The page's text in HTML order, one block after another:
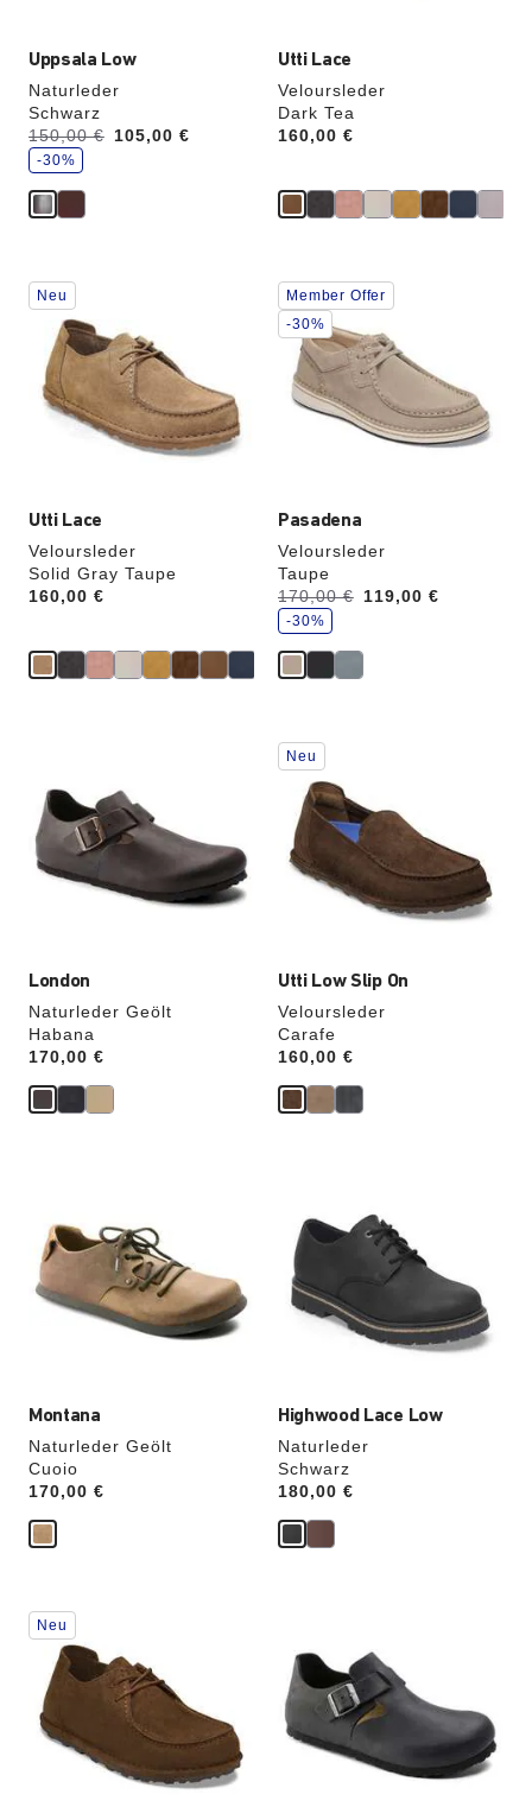
Uppsala Low
Naturleder
Schwarz
Vorher:
150,00 €
Jetzt 105,00 €
S
p
a
r
e
-30%
Utti Lace
Veloursleder
Dark Tea
Price:
160,00 €
Utti Lace
Veloursleder
Solid Gray Taupe
Price:
160,00 €
Durch
Anklicken
Farben
werden
die
Produktbilder
aktualisiert.
Neu
Pasadena
Veloursleder
Taupe
Vorher:
170,00 €
Jetzt 119,00 €
S
p
a
r
e
-30%
Durch
Anklicken
der
Farben
werden
die
Produktbilder
aktualisiert.
Member Offer
-30%
London
Naturleder Geölt
Habana
Price:
170,00 €
Farben
werden
die
Produktbilder
aktualisiert.
Utti Low Slip On
Veloursleder
Carafe
Price:
160,00 €
Durch
Anklicken
Farben
werden
die
Produktbilder
aktualisiert.
Neu
Montana
Naturleder Geölt
Cuoio
Price:
170,00 €
Farben
werden
die
Produktbilder
aktualisiert.
Highwood Lace Low
Naturleder
Schwarz
Price:
180,00 €
Farben
werden
die
Produktbilder
aktualisiert.
Durch
Anklicken
Farben
werden
die
Produktbilder
aktualisiert.
Neu
der
Farben
werden
die
Produktbilder
aktualisiert.